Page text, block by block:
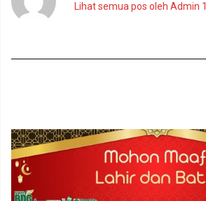
Lihat semua pos oleh Admin 1